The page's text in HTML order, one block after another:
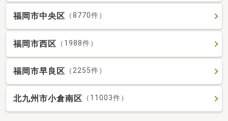
福岡市中央区 （8770件）
福岡市西区 （1988件）
福岡市早良区 （2255件）
北九州市小倉南区 （11003件）